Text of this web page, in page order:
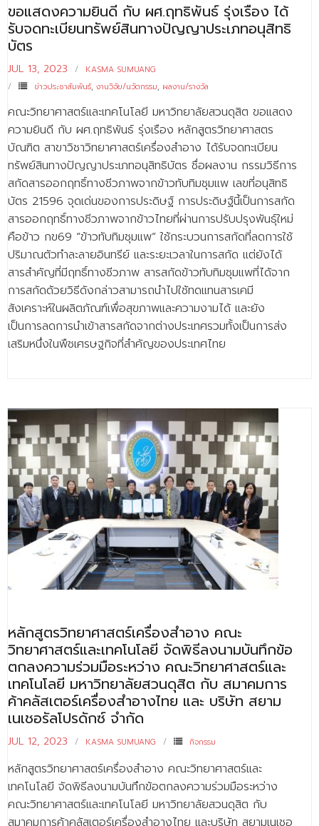
ขอแสดงความยินดี กับ ผศ.ฤทธิพันธ์ รุ่งเรือง ได้
รับจดทะเบียนทรัพย์สินทางปัญญาประเภทอนุสิทธิ
บัตร
JUL 13, 2023
KASMA SUMUANG
ข่าวประชาสัมพันธ์, งานวิจัย/นวัตกรรม, ผลงาน/รางวัล
คณะวิทยาศาสตร์และเทคโนโลยี มหาวิทยาลัยสวนดุสิต ขอแสดง
ความยินดี กับ ผศ.ฤทธิพันธ์ รุ่งเรือง หลักสูตรวิทยาศาสตร
บัณฑิต สาขาวิชาวิทยาศาสตร์เครื่องสำอาง ได้รับจดทะเบียน
ทรัพย์สินทางปัญญาประเภทอนุสิทธิบัตร ชื่อผลงาน กรรมวิธีการ
สกัดสารออกฤทธิ์ทางชีวภาพจากข้าวทับทิมชุมแพ เลขที่อนุสิทธิ
บัตร 21596 จุดเด่นของการประดิษฐ์ การประดิษฐ์นี้เป็นการสกัด
สารออกฤทธิ์ทางชีวภาพจากข้าวไทยที่ผ่านการปรับปรุงพันธุ์ใหม่
คือข้าว กข69 “ข้าวทับทิมชุมแพ” ใช้กระบวนการสกัดที่ลดการใช้
ปริมาณตัวทำละลายอินทรีย์ และระยะเวลาในการสกัด แต่ยังได้
สารสำคัญที่มีฤทธิ์ทางชีวภาพ สารสกัดข้าวทับทิมชุมแพที่ได้จาก
การสกัดด้วยวิธีดังกล่าวสามารถนำไปใช้ทดแทนสารเคมี
สังเคราะห์ในผลิตภัณฑ์เพื่อสุขภาพและความงามได้ และยัง
เป็นการลดการนำเข้าสารสกัดจากต่างประเทศรวมทั้งเป็นการส่ง
เสริมหนึ่งในพืชเศรษฐกิจที่สำคัญของประเทศไทย
หลักสูตรวิทยาศาสตร์เครื่องสำอาง คณะ
วิทยาศาสตร์และเทคโนโลยี จัดพิธีลงนามบันทึกข้อ
ตกลงความร่วมมือระหว่าง คณะวิทยาศาสตร์และ
เทคโนโลยี มหาวิทยาลัยสวนดุสิต กับ สมาคมการ
ค้าคลัสเตอร์เครื่องสำอางไทย และ บริษัท สยาม
เนเชอรัลโปรดักซ์ จำกัด
JUL 12, 2023 KASMA SUMUANG กิจกรรม
หลักสูตรวิทยาศาสตร์เครื่องสำอาง คณะวิทยาศาสตร์และ
เทคโนโลยี จัดพิธีลงนามบันทึกข้อตกลงความร่วมมือระหว่าง
คณะวิทยาศาสตร์และเทคโนโลยี มหาวิทยาลัยสวนดุสิต กับ
สมาคมการค้าคลัสเตอร์เครื่องสำอางไทย และบริษัท สยามเนเชอ